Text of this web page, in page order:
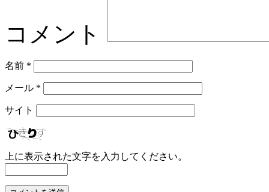
コメント
名前 *
メール *
サイト
上に表示された文字を入力してください。